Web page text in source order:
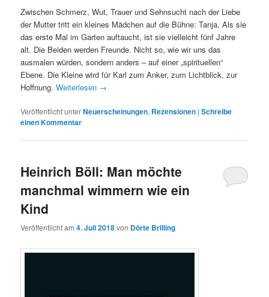
Zwischen Schmerz, Wut, Trauer und Sehnsucht nach der Liebe
der Mutter tritt ein kleines Mädchen auf die Bühne: Tanja. Als sie
das erste Mal im Garten auftaucht, ist sie vielleicht fünf Jahre
alt. Die Beiden werden Freunde. Nicht so, wie wir uns das
ausmalen würden, sondern anders – auf einer „spirituellen“
Ebene. Die Kleine wird für Karl zum Anker, zum Lichtblick, zur
Hoffnung.Weiterlesen →
Veröffentlicht unterNeuerscheinungen, Rezensionen |Schreibe
einen Kommentar
Heinrich Böll: Man möchte
manchmal wimmern wie ein
Kind
Veröffentlicht am4. Juli 2018von Dörte Brilling